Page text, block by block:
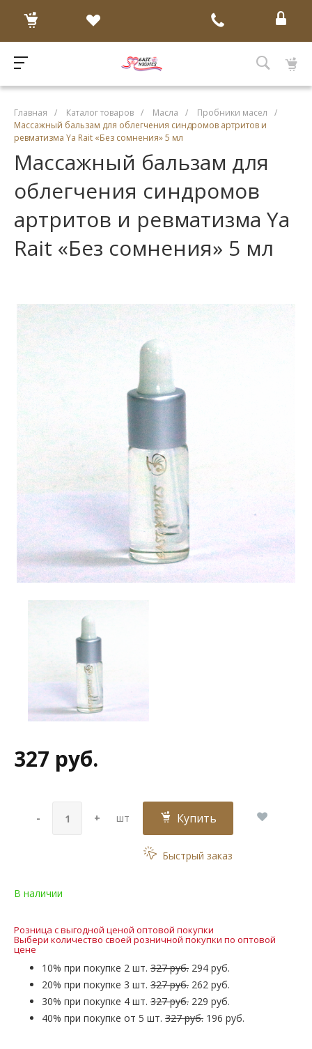
Главная / Каталог товаров / Масла / Пробники масел
/
Массажный бальзам для облегчения синдромов артритов и
ревматизма Ya Rait «Без сомнения» 5 мл
Массажный бальзам для
облегчения синдромов
артритов и ревматизма Ya
Rait «Без сомнения» 5 мл
327 руб.
- + шт Купить
Быстрый заказ
В наличии
Розница с выгодной ценой оптовой покупки
Выбери количество своей розничной покупки по оптовой
цене
10% при покупке 2 шт. 327 руб. 294 руб.
20% при покупке 3 шт. 327 руб. 262 руб.
30% при покупке 4 шт. 327 руб. 229 руб.
40% при покупке от 5 шт. 327 руб. 196 руб.